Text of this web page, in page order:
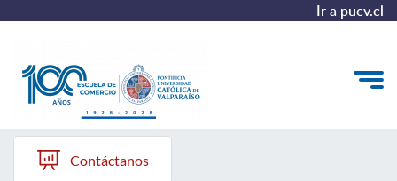
Ir a pucv.cl
Quiénes somos
Contáctanos
Alumnos del